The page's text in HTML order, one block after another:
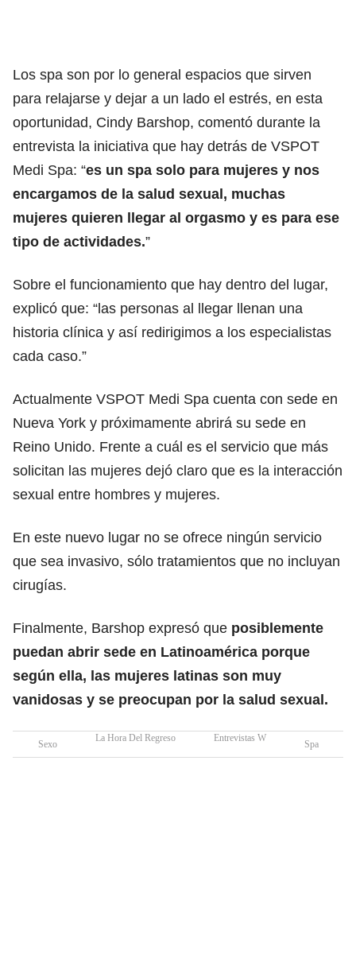
Los spa son por lo general espacios que sirven
para relajarse y dejar a un lado el estrés, en esta
oportunidad, Cindy Barshop, comentó durante la
entrevista la iniciativa que hay detrás de VSPOT
Medi Spa: “es un spa solo para mujeres y nos
encargamos de la salud sexual, muchas
mujeres quieren llegar al orgasmo y es para ese
tipo de actividades.”
Sobre el funcionamiento que hay dentro del lugar,
explicó que: “las personas al llegar llenan una
historia clínica y así redirigimos a los especialistas
cada caso.”
Actualmente VSPOT Medi Spa cuenta con sede en
Nueva York y próximamente abrirá su sede en
Reino Unido. Frente a cuál es el servicio que más
solicitan las mujeres dejó claro que es la interacción
sexual entre hombres y mujeres.
En este nuevo lugar no se ofrece ningún servicio
que sea invasivo, sólo tratamientos que no incluyan
cirugías.
Finalmente, Barshop expresó que posiblemente
puedan abrir sede en Latinoamérica porque
según ella, las mujeres latinas son muy
vanidosas y se preocupan por la salud sexual.
Sexo
La Hora Del Regreso Entrevistas W
Spa